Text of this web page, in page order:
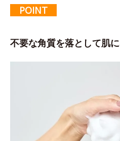
POINT
不要な角質を落として肌